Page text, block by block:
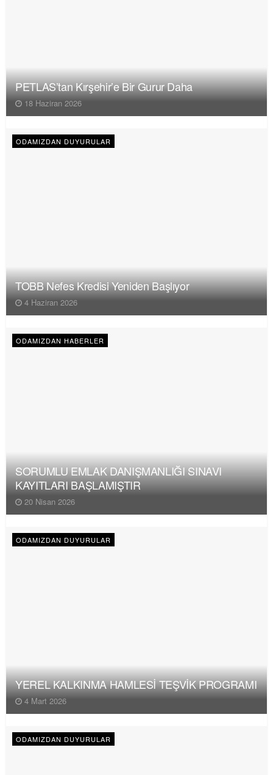
PETLAS’tan Kırşehir’e Bir Gurur Daha
18 Haziran 2026
ODAMIZDAN DUYURULAR
TOBB Nefes Kredisi Yeniden Başlıyor
4 Haziran 2026
ODAMIZDAN HABERLER
SORUMLU EMLAK DANIŞMANLIĞI SINAVI
KAYITLARI BAŞLAMIŞTIR
20 Nisan 2026
ODAMIZDAN DUYURULAR
YEREL KALKINMA HAMLESİ TEŞVİK PROGRAMI
4 Mart 2026
ODAMIZDAN DUYURULAR